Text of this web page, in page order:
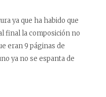
ya que ha habido que
final la composición no
eran 9 páginas de
ya no se espanta de